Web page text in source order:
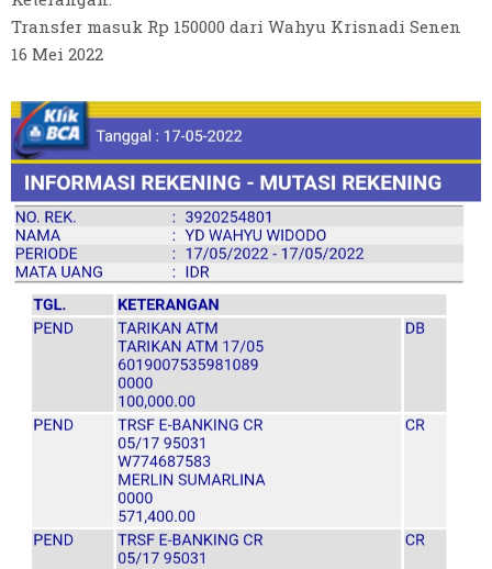
Transfer masuk Rp 150000 dari Wahyu Krisnadi Senen
16 Mei 2022